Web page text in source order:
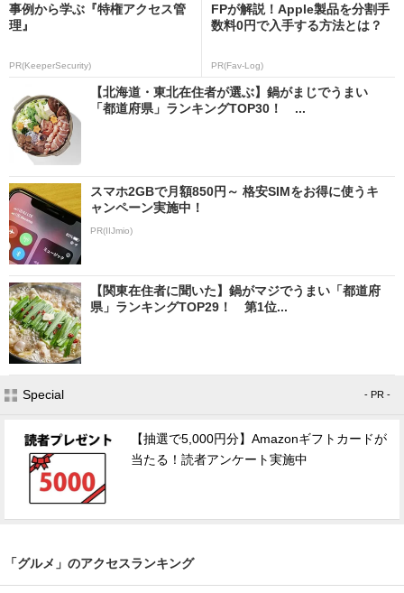
事例から学ぶ『特権アクセス管
理』
PR(KeeperSecurity)
FPが解説！Apple製品を分割手
数料0円で入手する方法とは？
PR(Fav-Log)
【北海道・東北在住者が選ぶ】鍋がまじでうまい
「都道府県」ランキングTOP30！ ...
スマホ2GBで月額850円～ 格安SIMをお得に使うキ
ャンペーン実施中！
PR(IIJmio)
【関東在住者に聞いた】鍋がマジでうまい「都道府
県」ランキングTOP29！ 第1位...
Special - PR -
【抽選で5,000円分】Amazonギフトカードが
当たる！読者アンケート実施中
「グルメ」のアクセスランキング